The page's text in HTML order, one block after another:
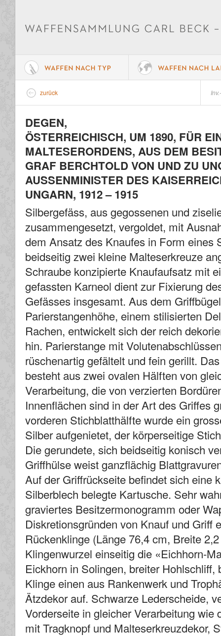
zurück
DEGEN,
ÖSTERREICHISCH, UM 1890, FÜR
MALTESERORDENS, AUS DEM
GRAF BERCHTOLD VON UND ZU
AUSSENMINISTER DES
UNGARN, 1912 – 1915
Silbergefäss, aus gegossenen und
zusammengesetzt, vergoldet, mit
dem Ansatz des Knaufes in Form eines
beidseitig zwei kleine Malteserkreuze
Schraube konzipierte Knaufaufsatz mit
gefassten Karneol dient zur Fixierung
Gefässes insgesamt. Aus dem
Parierstangenhöhe, einem stilisierten
Rachen, entwickelt sich der reich
hin. Parierstange mit
rüschenartig gefältelt und fein gerillt.
besteht aus zwei ovalen Hälften von
Verarbeitung, die von verzierten
Innenflächen sind in der Art des Griffes
vorderen Stichblatthälfte wurde ein
Silber aufgenietet, der körperseitige
Die gerundete, sich beidseitig konisch
Griffhülse weist ganzflächig
Auf der Griffrückseite befindet sich eine
Silberblech belegte Kartusche. Sehr
graviertes Besitzermonogramm oder
Diskretionsgründen von Knauf und Griff
Rückenklinge (Länge 76,4 cm, Breite
Klingenwurzel einseitig die «Eichhorn-
Eickhorn in Solingen, breiter Hohlschliff,
Klinge einen aus Rankenwerk und
Ätzdekor auf. Schwarze Lederscheide,
Vorderseite in gleicher Verarbeitung wie
mit Tragknopf und Malteserkreuzdekor,